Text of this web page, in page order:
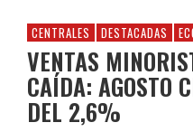
CENTRALES DESTACADAS
VENTAS
CAÍDA: AGOSTO
DEL 2,6%